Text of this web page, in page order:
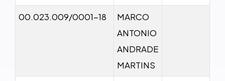
00.023.009/0001-18
MARCO
ANTONIO
ANDRADE
MARTINS